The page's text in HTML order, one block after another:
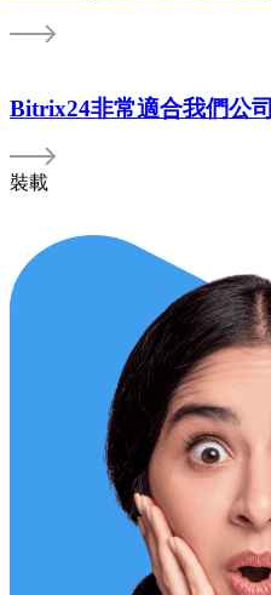
Bitrix24非常適合我們公司
裝載